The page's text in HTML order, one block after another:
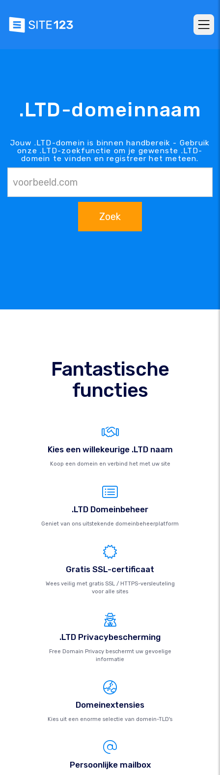
.LTD-domeinnaam
Jouw .LTD-domein is binnen handbereik - Gebruik
onze .LTD-zoekfunctie om je gewenste .LTD-
domein te vinden en registreer het meteen.
Zoek
Fantastische
functies
Kies een willekeurige .LTD naam
Koop een domein en verbind het met uw site
.LTD Domeinbeheer
Geniet van ons uitstekende domeinbeheerplatform
Gratis SSL-certificaat
Wees veilig met gratis SSL / HTTPS-versleuteling
voor alle sites
.LTD Privacybescherming
Free Domain Privacy beschermt uw gevoelige
informatie
Domeinextensies
Kies uit een enorme selectie van domein-TLD's
Persoonlijke mailbox